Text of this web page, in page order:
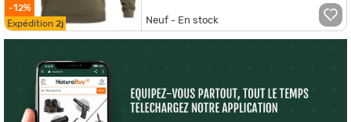
-12%
Expédition 2j Neuf - En stock